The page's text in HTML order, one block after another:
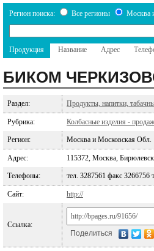
Регион поиска: Все регионы Москва
Продукция Название Адрес
БИКОМ
Раздел: Продукты, напитки,
Рубрика: Колбасные изделия -
Регион: Москва и Московская Обл.
Адрес: 115372, Москва,
Телефоны: тел. 3287561 факс 3266756
Сайт: http://
Ссылка:
Поделиться